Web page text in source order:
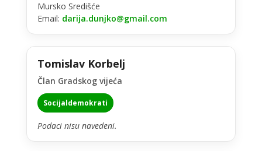
Mursko Središće
Email: darija.dunjko@gmail.com
Tomislav Korbelj
Član Gradskog vijeća
Socijaldemokrati
Podaci nisu navedeni.